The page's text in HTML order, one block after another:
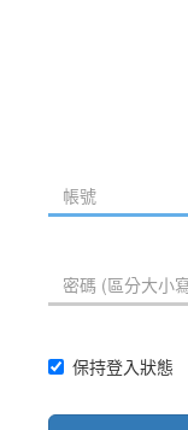
保持登入狀態